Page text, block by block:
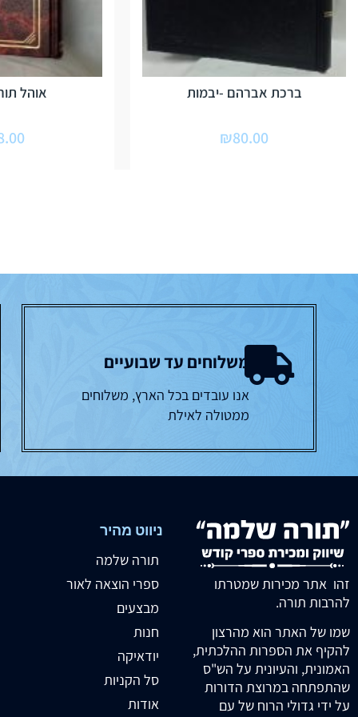
ברכת אברהם -יבמות
₪80.00
אוהל
משלוחים עד שבועיים
אנו עובדים בכל הארץ, משלוחים
ממטולה לאילת
זהו אתר מכירות שמטרתו
להרבות תורה.
שמו של האתר הוא מהרצון
להקיף את הספרות ההלכתית,
האמונית, והעיונית על הש"ס
שהתפתחה במרוצת הדורות
על ידי גדולי הרוח של עם
ניווט מהיר
תורה שלמה
ספרי הוצאה לאור
מבצעים
חנות
יודאיקה
סל הקניות
אודות